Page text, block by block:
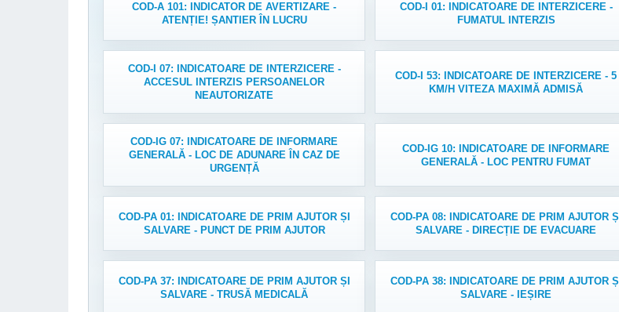
COD-A 101: INDICATOR DE AVERTIZARE -
ATENȚIE! ȘANTIER ÎN LUCRU
COD-I 01: INDICATOARE DE INTERZICERE -
FUMATUL INTERZIS
COD-I 07: INDICATOARE DE INTERZICERE -
ACCESUL INTERZIS PERSOANELOR
NEAUTORIZATE
COD-I 53: INDICATOARE DE INTERZICERE - 5
KM/H VITEZA MAXIMĂ ADMISĂ
COD-IG 07: INDICATOARE DE INFORMARE
GENERALĂ - LOC DE ADUNARE ÎN CAZ DE
URGENȚĂ
COD-IG 10: INDICATOARE DE INFORMARE
GENERALĂ - LOC PENTRU FUMAT
COD-PA 01: INDICATOARE DE PRIM AJUTOR ȘI
SALVARE - PUNCT DE PRIM AJUTOR
COD-PA 08: INDICATOARE DE PRIM AJUTOR ȘI
SALVARE - DIRECȚIE DE EVACUARE
COD-PA 37: INDICATOARE DE PRIM AJUTOR ȘI
SALVARE - TRUSĂ MEDICALĂ
COD-PA 38: INDICATOARE DE PRIM AJUTOR ȘI
SALVARE - IEȘIRE